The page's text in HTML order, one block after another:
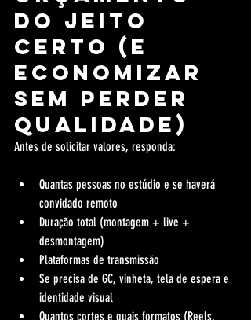
do jeito
certo (e
economizar
sem perder
qualidade)
Antes de solicitar valores, responda:
Quantas pessoas no estúdio e se haverá
convidado remoto
Duração total (montagem + live +
desmontagem)
Plataformas de transmissão
Se precisa de GC, vinheta, tela de espera e
identidade visual
Quantos cortes e quais formatos (Reels,